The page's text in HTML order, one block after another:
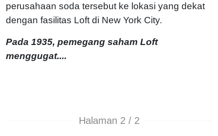
perusahaan soda tersebut ke lokasi yang dekat
dengan fasilitas Loft di New York City.
Pada 1935, pemegang saham Loft
menggugat....
Halaman 2 / 2